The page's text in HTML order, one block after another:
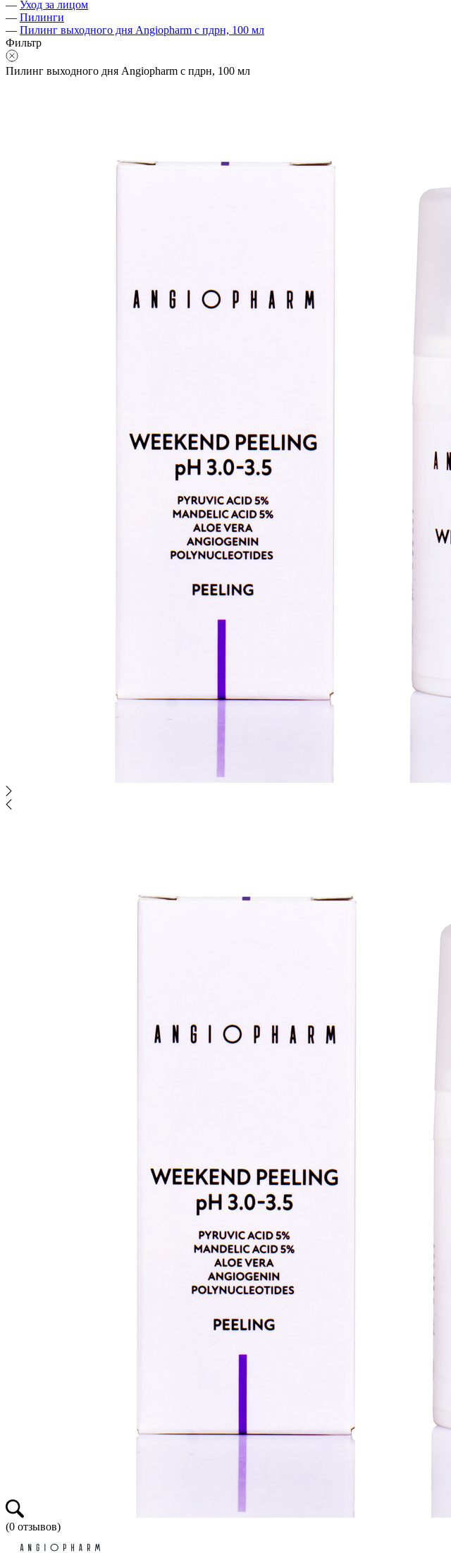
— Уход за лицом
— Пилинги
— Пилинг выходного дня Angiopharm с пдрн, 100 мл
Фильтр
Пилинг выходного дня Angiopharm с пдрн, 100 мл
(0 отзывов)